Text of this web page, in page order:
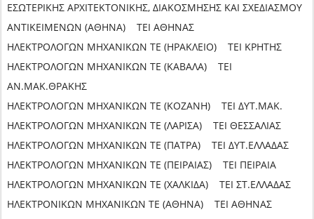
ΕΣΩΤΕΡΙΚΗΣ ΑΡΧΙΤΕΚΤΟΝΙΚΗΣ, ΔΙΑΚΟΣΜΗΣΗΣ ΚΑΙ ΣΧΕΔΙΑΣΜΟΥ
ΑΝΤΙΚΕΙΜΕΝΩΝ (ΑΘΗΝΑ) ΤΕΙ ΑΘΗΝΑΣ
ΗΛΕΚΤΡΟΛΟΓΩΝ ΜΗΧΑΝΙΚΩΝ ΤΕ (ΗΡΑΚΛΕΙΟ) ΤΕΙ ΚΡΗΤΗΣ
ΗΛΕΚΤΡΟΛΟΓΩΝ ΜΗΧΑΝΙΚΩΝ ΤΕ (ΚΑΒΑΛΑ) ΤΕΙ
ΑΝ.ΜΑΚ.ΘΡΑΚΗΣ
ΗΛΕΚΤΡΟΛΟΓΩΝ ΜΗΧΑΝΙΚΩΝ ΤΕ (ΚΟΖΑΝΗ) ΤΕΙ ΔΥΤ.ΜΑΚ.
ΗΛΕΚΤΡΟΛΟΓΩΝ ΜΗΧΑΝΙΚΩΝ ΤΕ (ΛΑΡΙΣΑ) ΤΕΙ ΘΕΣΣΑΛΙΑΣ
ΗΛΕΚΤΡΟΛΟΓΩΝ ΜΗΧΑΝΙΚΩΝ ΤΕ (ΠΑΤΡΑ) ΤΕΙ ΔΥΤ.ΕΛΛΑΔΑΣ
ΗΛΕΚΤΡΟΛΟΓΩΝ ΜΗΧΑΝΙΚΩΝ ΤΕ (ΠΕΙΡΑΙΑΣ) ΤΕΙ ΠΕΙΡΑΙΑ
ΗΛΕΚΤΡΟΛΟΓΩΝ ΜΗΧΑΝΙΚΩΝ ΤΕ (ΧΑΛΚΙΔΑ) ΤΕΙ ΣΤ.ΕΛΛΑΔΑΣ
ΗΛΕΚΤΡΟΝΙΚΩΝ ΜΗΧΑΝΙΚΩΝ ΤΕ (ΑΘΗΝΑ) ΤΕΙ ΑΘΗΝΑΣ